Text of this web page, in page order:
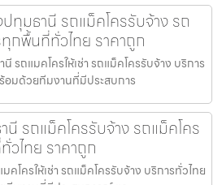
ทุมธานี รถแม็คโครรับจ้าง รถ
ทุกพื้นที่ทั่วไทย ราคาถูก
รถแมคโครให้เช่า รถแม็คโครรับจ้าง บริการ
อมด้วยทีมงานที่มีประสบการ
นี รถแม็คโครรับจ้าง รถแม็คโคร
วไทย ราคาถูก
คโครให้เช่า รถแม็คโครรับจ้าง บริการทั่วไทย